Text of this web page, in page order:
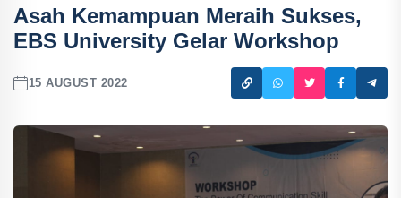
Asah Kemampuan Meraih Sukses,
EBS University Gelar Workshop
15 AUGUST 2022